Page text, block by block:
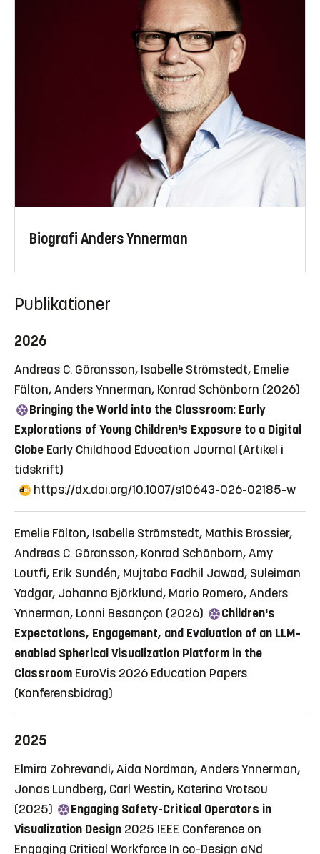
Biografi Anders Ynnerman
Publikationer
2026
Andreas C. Göransson, Isabelle Strömstedt, Emelie
Fälton, Anders Ynnerman, Konrad Schönborn (2026)
Bringing the World into the Classroom: Early
Explorations of Young Children's Exposure to a Digital
Globe Early Childhood Education Journal (Artikel i
tidskrift)
https://dx.doi.org/10.1007/s10643-026-02185-w
Emelie Fälton, Isabelle Strömstedt, Mathis Brossier,
Andreas C. Göransson, Konrad Schönborn, Amy
Loutfi, Erik Sundén, Mujtaba Fadhil Jawad, Suleiman
Yadgar, Johanna Björklund, Mario Romero, Anders
Ynnerman, Lonni Besançon (2026)
Children's
Expectations, Engagement, and Evaluation of an LLM-
enabled Spherical Visualization Platform in the
Classroom EuroVis 2026 Education Papers
(Konferensbidrag)
2025
Elmira Zohrevandi, Aida Nordman, Anders Ynnerman,
Jonas Lundberg, Carl Westin, Katerina Vrotsou
(2025)
Engaging Safety-Critical Operators in
Visualization Design 2025 IEEE Conference on
Engaging Critical Workforce In co-Design aNd